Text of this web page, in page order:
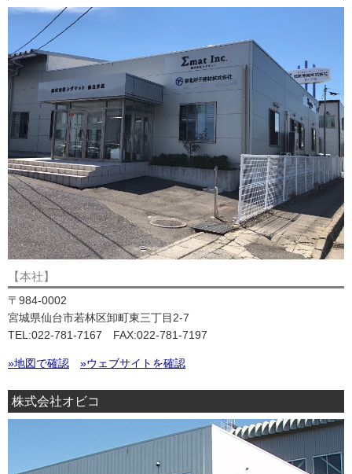
【本社】
〒984-0002
宮城県仙台市若林区卸町東三丁目2-7
TEL:022-781-7167 FAX:022-781-7197
»地図で確認 »ウェブサイトを確認
株式会社オビコ